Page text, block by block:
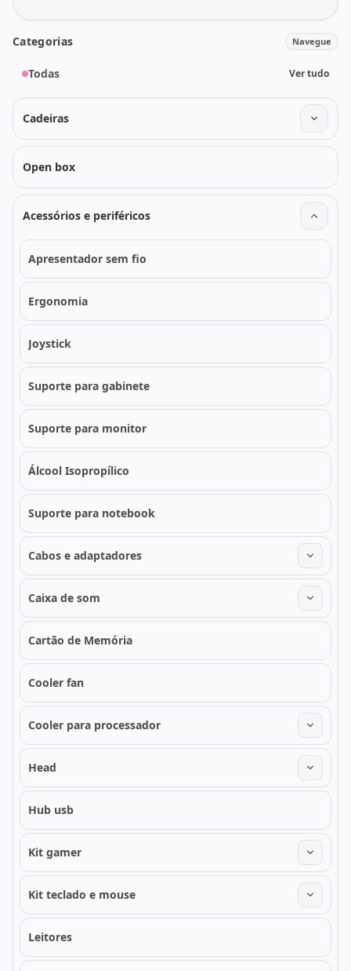
Categorias Navegue
Todas Ver tudo
Cadeiras
Open box
Acessórios e periféricos
Apresentador sem fio
Ergonomia
Joystick
Suporte para gabinete
Suporte para monitor
Álcool Isopropílico
Suporte para notebook
Cabos e adaptadores
Caixa de som
Cartão de Memória
Cooler fan
Cooler para processador
Head
Hub usb
Kit gamer
Kit teclado e mouse
Leitores